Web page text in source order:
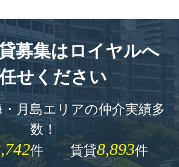
募集はロイヤルへ
せください
月島エリアの仲介実績多
数！
件 賃貸8,893件